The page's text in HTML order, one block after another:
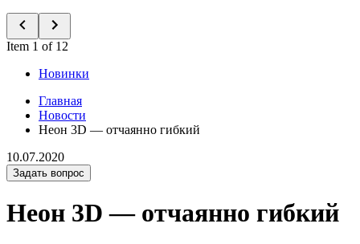
Item 1 of 12
Новинки
Главная
Новости
Неон 3D — отчаянно гибкий
10.07.2020
Задать вопрос
Неон 3D — отчаянно гибкий